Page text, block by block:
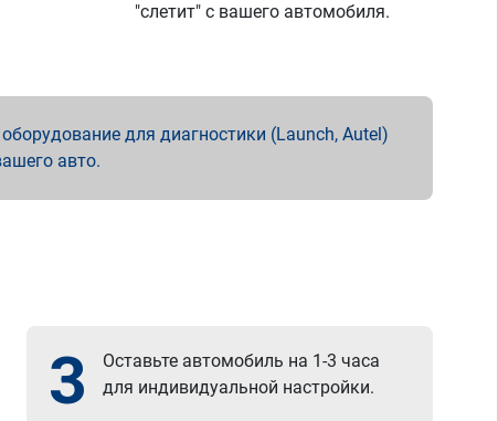
"слетит" с вашего автомобиля.
для диагностики (Launch, Autel)
авто.
3
Оставьте автомобиль на 1-3 часа
для индивидуальной настройки.